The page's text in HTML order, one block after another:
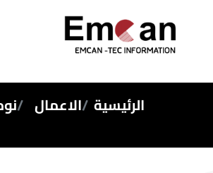
الرئيسية الاعمال